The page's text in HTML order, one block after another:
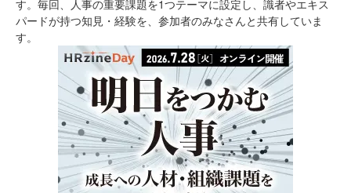
す。毎回、人事の重要課題を1つテーマに設定し、識者やエキス
パードが持つ知見・経験を、参加者のみなさんと共有していま
す。